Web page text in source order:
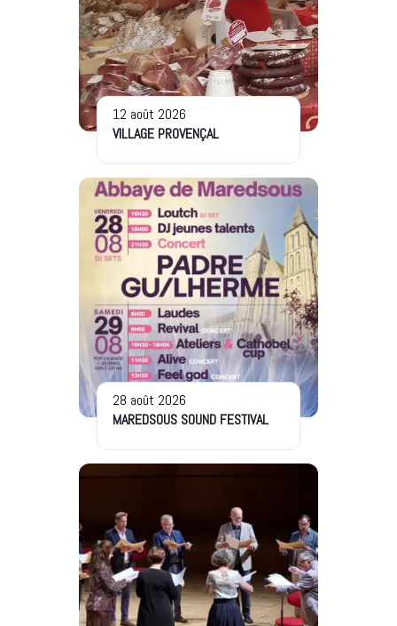
12 août 2026
VILLAGE PROVENÇAL
28 août 2026
MAREDSOUS SOUND FESTIVAL